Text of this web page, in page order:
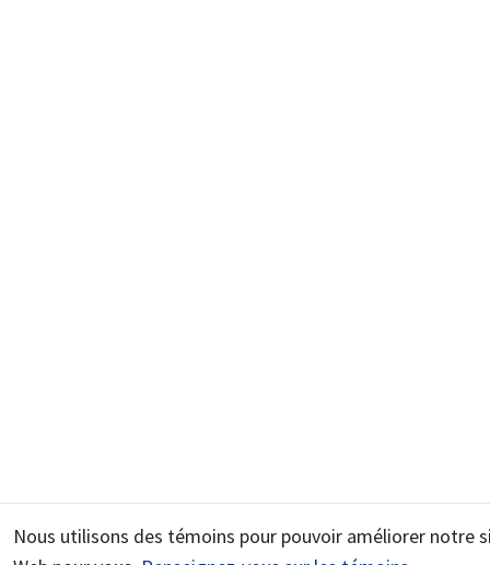
Nous utilisons des témoins pour pouvoir améliorer notre